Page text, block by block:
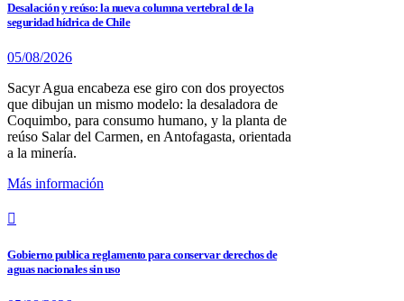
Desalación y reúso: la nueva columna vertebral de la
seguridad hídrica de Chile
05/08/2026
Sacyr Agua encabeza ese giro con dos proyectos
que dibujan un mismo modelo: la desaladora de
Coquimbo, para consumo humano, y la planta de
reúso Salar del Carmen, en Antofagasta, orientada
a la minería.
Más información
Gobierno publica reglamento para conservar derechos de
aguas nacionales sin uso